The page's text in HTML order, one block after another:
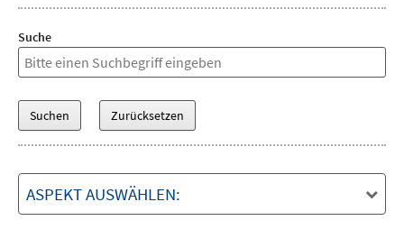
Suche
ASPEKT AUSWÄHLEN: